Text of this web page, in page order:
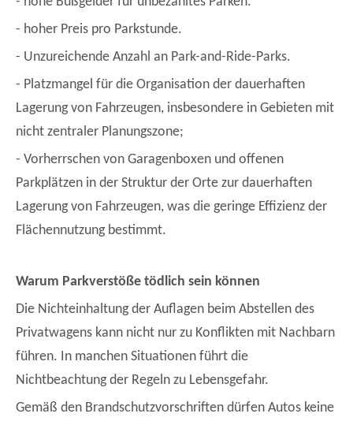
- hoher Preis pro Parkstunde.
- Unzureichende Anzahl an Park-and-Ride-Parks.
- Platzmangel für die Organisation der dauerhaften
Lagerung von Fahrzeugen, insbesondere in Gebieten mit
nicht zentraler Planungszone;
- Vorherrschen von Garagenboxen und offenen
Parkplätzen in der Struktur der Orte zur dauerhaften
Lagerung von Fahrzeugen, was die geringe Effizienz der
Flächennutzung bestimmt.
Warum Parkverstöße tödlich sein können
Die Nichteinhaltung der Auflagen beim Abstellen des
Privatwagens kann nicht nur zu Konflikten mit Nachbarn
führen. In manchen Situationen führt die
Nichtbeachtung der Regeln zu Lebensgefahr.
Gemäß den Brandschutzvorschriften dürfen Autos keine